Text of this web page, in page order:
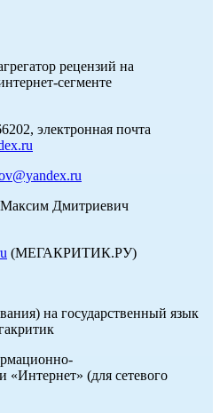
рецензий на
сегменте
электронная почта
Дмитриевич
(МЕГАКРИТИК.РУ)
на государственный язык
«Интернет» (для сетевого